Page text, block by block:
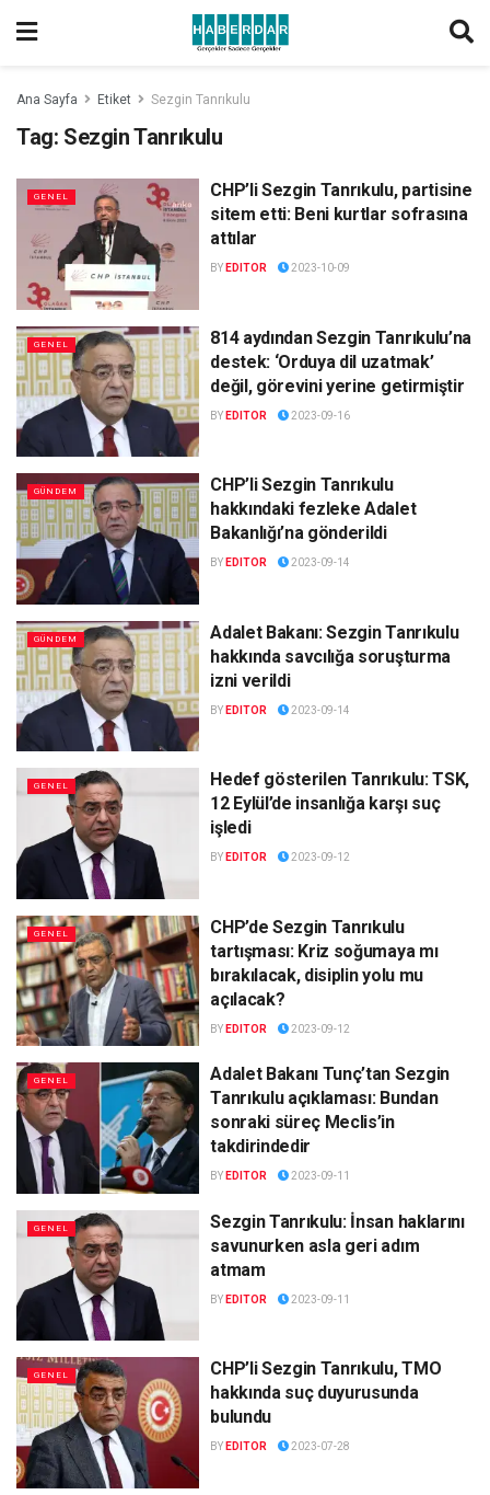
Ana Sayfa Etiket Sezgin Tanrıkulu
Tag: Sezgin Tanrıkulu
GENEL
CHP’li Sezgin Tanrıkulu, partisine
sitem etti: Beni kurtlar sofrasına
attılar
BY EDITOR 2023-10-09
GENEL
814 aydından Sezgin Tanrıkulu’na
destek: ‘Orduya dil uzatmak’
değil, görevini yerine getirmiştir
BY EDITOR 2023-09-16
GÜNDEM
CHP’li Sezgin Tanrıkulu
hakkındaki fezleke Adalet
Bakanlığı’na gönderildi
BY EDITOR 2023-09-14
GÜNDEM
Adalet Bakanı: Sezgin Tanrıkulu
hakkında savcılığa soruşturma
izni verildi
BY EDITOR 2023-09-14
GENEL
Hedef gösterilen Tanrıkulu: TSK,
12 Eylül’de insanlığa karşı suç
işledi
BY EDITOR 2023-09-12
GENEL
CHP’de Sezgin Tanrıkulu
tartışması: Kriz soğumaya mı
bırakılacak, disiplin yolu mu
açılacak?
BY EDITOR 2023-09-12
GENEL
Adalet Bakanı Tunç’tan Sezgin
Tanrıkulu açıklaması: Bundan
sonraki süreç Meclis’in
takdirindedir
BY EDITOR 2023-09-11
GENEL
Sezgin Tanrıkulu: İnsan haklarını
savunurken asla geri adım
atmam
BY EDITOR 2023-09-11
GENEL
CHP’li Sezgin Tanrıkulu, TMO
hakkında suç duyurusunda
bulundu
BY EDITOR 2023-07-28